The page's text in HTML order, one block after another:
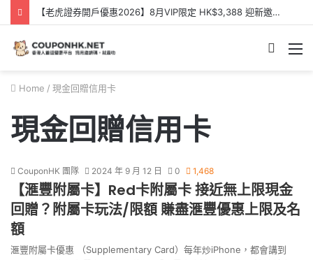
【老虎證券開戶優惠2026】8月VIP限定 HK$3,388 迎新邀請碼【KQQXXB】- Tiger Brokers 迎新優惠
Search
Home / 現金回贈信用卡
現金回贈信用卡
CouponHK 團隊 2024 年 9 月 12 日 0 1,468
【滙豐附屬卡】Red卡附屬卡 接近無上限現金
回贈？附屬卡玩法/限額 賺盡滙豐優惠上限及名
額
滙豐附屬卡優惠 （Supplementary Card）每年炒iPhone，都會講到